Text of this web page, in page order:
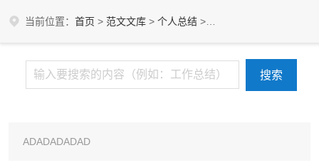
当前位置： 首页 > 范文文库 > 个人总结 >
ADADADADAD